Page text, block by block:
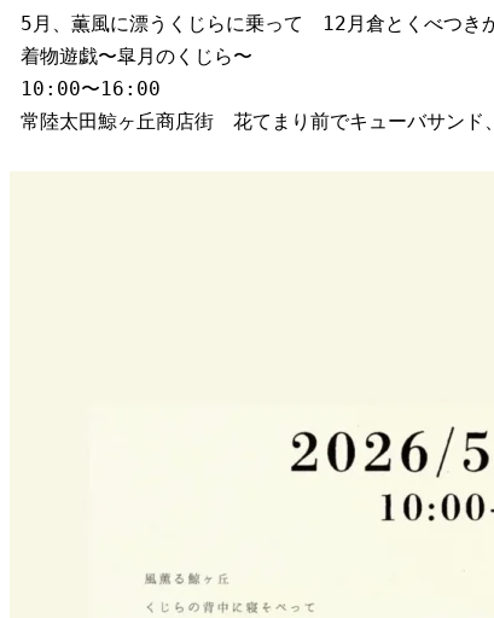
5月、薫風に漂うくじらに乗って　12月倉とくべつき
着物遊戯〜皐月のくじら〜
10:00〜16:00
常陸太田鯨ヶ丘商店街　花てまり前でキューバサン